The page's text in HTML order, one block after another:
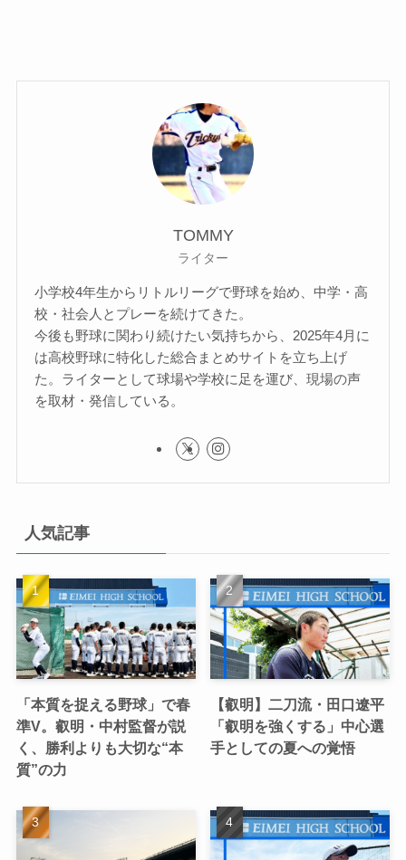
TOMMY
ライター
小学校4年生からリトルリーグで野球を始め、中学・高
校・社会人とプレーを続けてきた。
今後も野球に関わり続けたい気持ちから、2025年4月に
は高校野球に特化した総合まとめサイトを立ち上げ
た。ライターとして球場や学校に足を運び、現場の声
を取材・発信している。
人気記事
「本質を捉える野球」で春
準V。叡明・中村監督が説
く、勝利よりも大切な“本
質”の力
【叡明】二刀流・田口遼平
「叡明を強くする」中心選
手としての夏への覚悟